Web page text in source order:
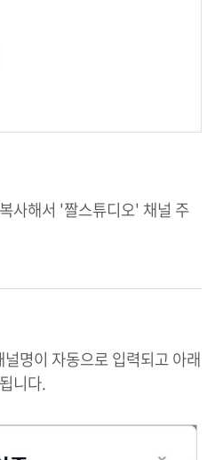
사해서 '짤스튜디오' 채널 주
명이 자동으로 입력되고 아래
니다.